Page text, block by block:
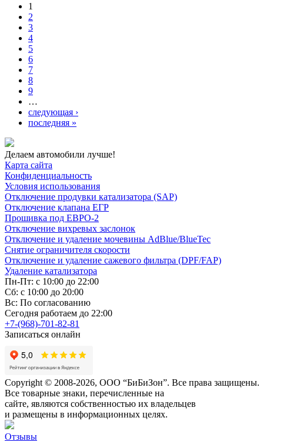
1
2
3
4
5
6
7
8
9
…
следующая ›
последняя »
Делаем автомобили лучше!
Карта сайта
Конфиденциальность
Условия использования
Отключение продувки катализатора (SAP)
Отключение клапана ЕГР
Прошивка под ЕВРО-2
Отключение вихревых заслонок
Отключение и удаление мочевины AdBlue/BlueTec
Снятие ограничителя скорости
Отключение и удаление сажевого фильтра (DPF/FAP)
Удаление катализатора
Пн-Пт: с 10:00 до 22:00
Сб: с 10:00 до 20:00
Вс: По согласованию
Сегодня работаем до 22:00
+7-(968)-701-82-81
Записаться онлайн
Copyright © 2008-2026, ООО “БиБиЗон”. Все права защищены.
Все товарные знаки, перечисленные на
сайте, являются собственностью их владельцев
и размещены в информационных целях.
Отзывы